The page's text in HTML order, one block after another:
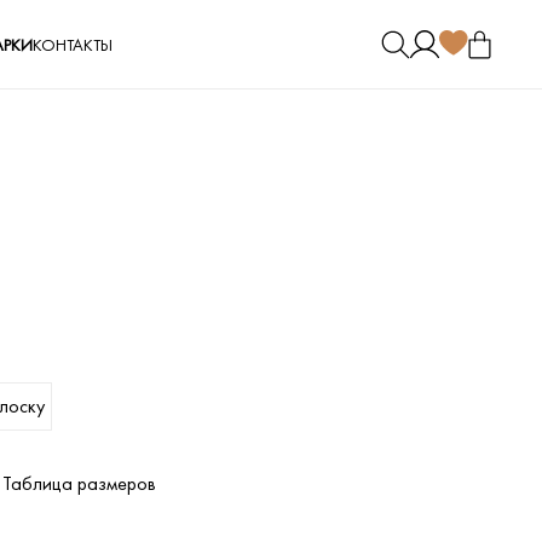
КОНТАКТЫ
Таблица размеров